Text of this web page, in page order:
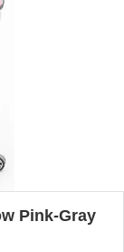
Pink-Gray